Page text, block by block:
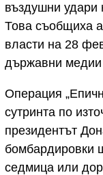
въздушни
Това съобщиха
власти на 28
държавни медии
Операция
сутринта по
президентът
бомбардировки
седмица или